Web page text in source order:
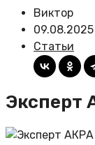
Виктор
09.08.2025
Статьи
Эксперт